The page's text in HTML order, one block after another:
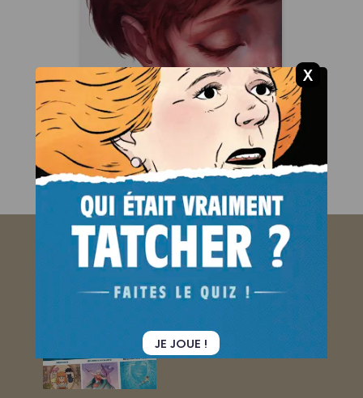
Soà - histoire
complète
Date de parution :
26/02/2025
Une fantastique histoire de
femme et un hymne à la
résilience.
ABONNEZ-VOUS
AU BAMBOO MAG !
Je découvre !
JE JOUE !